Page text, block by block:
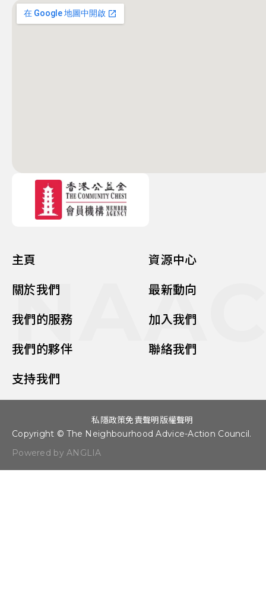
主頁
關於我們
我們的服務
我們的夥伴
支持我們
資源中心
最新動向
加入我們
聯絡我們
Copyright © The Neighbourhood Advice-Action Council.
Powered by ANGLIA
私隱政策免責聲明 版權聲明